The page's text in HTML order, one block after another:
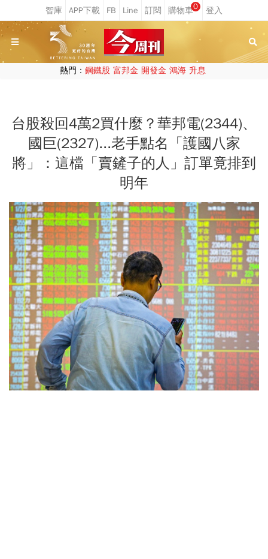
0
熱門： 鋼鐵股 富邦金 開發金 鴻海 升息
台股殺回4萬2買什麼？華邦電(2344)、
國巨(2327)...老手點名「護國八家
將」：這檔「賣鏟子的人」訂單竟排到
明年